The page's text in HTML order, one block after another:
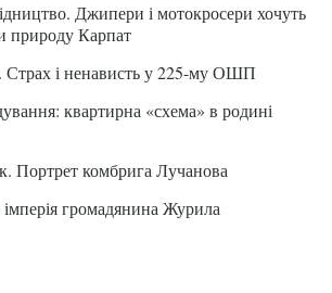
Джипери і мотокросери хочуть
природу Карпат
Страх і ненависть у 225-му ОШП
квартирна «схема» в родині
Портрет комбрига Лучанова
громадянина Журила